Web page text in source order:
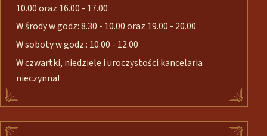
10.00 oraz 16.00 - 17.00
W środy w godz: 8.30 - 10.00 oraz 19.00 - 20.00
W soboty w godz.: 10.00 - 12.00
W czwartki, niedziele i uroczystości kancelaria
nieczynna!